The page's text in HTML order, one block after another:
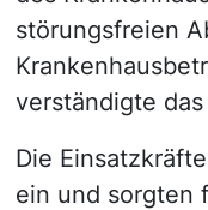
störungsfreien
verständigte
Die
ein und sorgten